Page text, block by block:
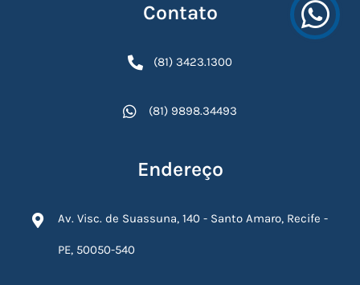
Contato
(81) 3423.1300
(81) 9898.34493
Endereço
Av. Visc. de Suassuna, 140 - Santo Amaro, Recife -
PE, 50050-540